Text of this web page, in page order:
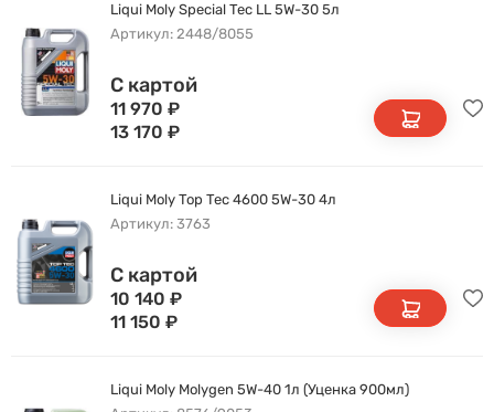
Liqui Moly Special Tec LL 5W-30 5л
Артикул: 2448/8055
С картой
11 970 ₽
13 170 ₽
Liqui Moly Top Tec 4600 5W-30 4л
Артикул: 3763
С картой
10 140 ₽
11 150 ₽
Liqui Moly Molygen 5W-40 1л (Уценка 900мл)